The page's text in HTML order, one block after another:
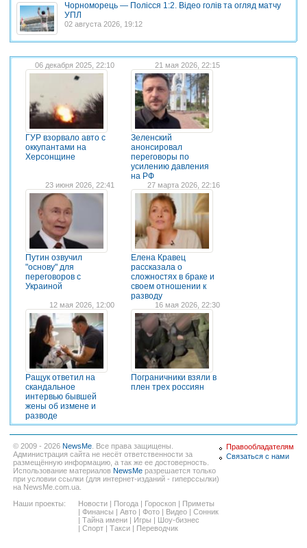
Чорноморець — Полісся 1:2. Відео голів та огляд матчу
УПЛ
02 августа 2026, 19:12
06 декабря 2025, 22:10
ГУР взорвало авто с
оккупантами на
Херсонщине
21 мая 2026, 22:15
Зеленский
анонсировал
переговоры по
усилению давления
на РФ
23 июня 2026, 22:41
Путин озвучил
"основу" для
переговоров с
Украиной
27 марта 2026, 22:16
Елена Кравец
рассказала о
сложностях в браке и
своем отношении к
разводу
12 мая 2026, 12:00
Ращук ответил на
скандальное
интервью бывшей
жены об измене и
разводе
16 мая 2026, 22:30
Пограничники взяли в
плен трех россиян
© 2009 - 2026 NewsMe . Все права защищены.
Администрация сайта не несёт ответственности за
размещённую информацию, а так же ее достоверность.
Использование материалов NewsMe разрешается только
при условии ссылки (для интернет-изданий - гиперссылки)
на NewsMe.com.ua.
Наши проекты:
Новости | Погода | Гороскоп | Приметы
| Финансы | Авто | Фото | Видео | Сонник
| Тайна имени | Игры | Шоу-бизнес
| Спорт | Такси | Переводчик
Правообладателям
Связаться с нами